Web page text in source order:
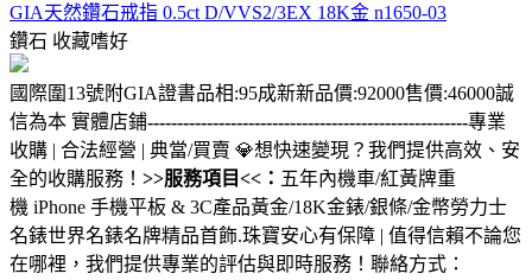
GIA天然鑽石戒指 0.5ct D/VVS2/3EX 18K金 n1650-03
鑽石 收藏嗜好
國際圍13號附GIA證書品相:95成新新品價:92000售價:46000誠
信為本 實體店鋪------------------------------------------------------專業
收購 | 合法經營 | 典當/買賣 💎想快速變現？我們提供高效、安
全的收購服務！ >>服務項目<<： 五年內機車/紅黃牌重
機 iPhone 手機平板 & 3C產品黃金/18K金錶/銀條/金幣勞力士
名錶世界名錶名牌精品首飾.珠寶安心有保障 | 值得信賴不論您
在哪裡，我們提供專業的評估與即時服務！聯絡方式：